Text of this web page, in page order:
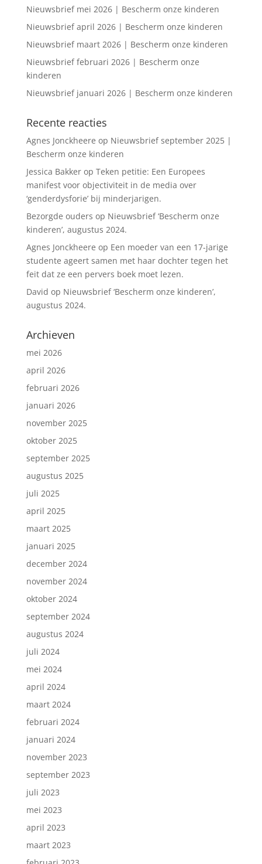
Nieuwsbrief mei 2026 | Bescherm onze kinderen
Nieuwsbrief april 2026 | Bescherm onze kinderen
Nieuwsbrief maart 2026 | Bescherm onze kinderen
Nieuwsbrief februari 2026 | Bescherm onze
kinderen
Nieuwsbrief januari 2026 | Bescherm onze kinderen
Recente reacties
Agnes Jonckheere op Nieuwsbrief september 2025 |
Bescherm onze kinderen
Jessica Bakkerop Teken petitie: Een Europees
manifest voor objectiviteit in de media over
‘genderdysforie’ bij minderjarigen.
Bezorgde ouders op Nieuwsbrief ‘Bescherm onze
kinderen’, augustus 2024.
Agnes Jonckheere op Een moeder van een 17-jarige
studente ageert samen met haar dochter tegen het
feit dat ze een pervers boek moet lezen.
David op Nieuwsbrief ‘Bescherm onze kinderen’,
augustus 2024.
Archieven
mei 2026
april 2026
februari 2026
januari 2026
november 2025
oktober 2025
september 2025
augustus 2025
juli 2025
april 2025
maart 2025
januari 2025
december 2024
november 2024
oktober 2024
september 2024
augustus 2024
juli 2024
mei 2024
april 2024
maart 2024
februari 2024
januari 2024
november 2023
september 2023
juli 2023
mei 2023
april 2023
maart 2023